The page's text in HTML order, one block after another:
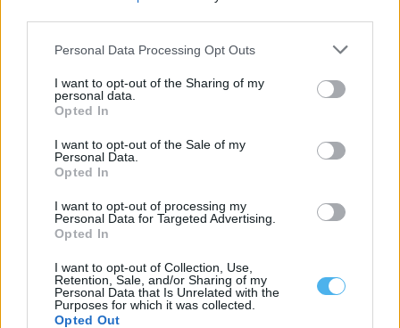
Personal Data Processing Opt Outs
I want to opt-out of the Sharing of my
personal data.
Opted In
I want to opt-out of the Sale of my
Personal Data.
Opted In
I want to opt-out of processing my
Personal Data for Targeted Advertising.
Opted In
I want to opt-out of Collection, Use,
Retention, Sale, and/or Sharing of my
Personal Data that Is Unrelated with the
Purposes for which it was collected.
Opted Out
Tags BORBA CPCJ CRIANÇAS ESCOLA
JOVENS
POPULAÇÃO
VIOLÊNCIA DOMÉSTICA